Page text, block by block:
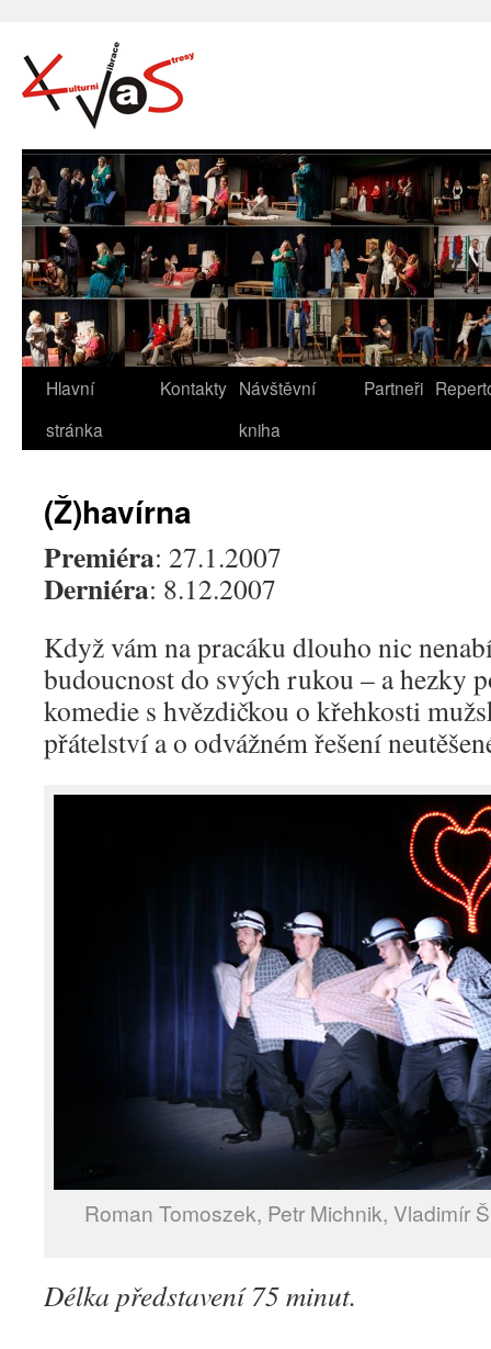
Hlavní
stránka
Kontakty Návštěvní
kniha
Partneři
(Ž)havírna
Premiéra: 27.1.2007
Derniéra: 8.12.2007
Když vám na pracáku dlouho nic
budoucnost do svých rukou – a hezky
komedie s hvězdičkou o křehkosti
přátelství a o odvážném řešení
Roman Tomoszek, Petr Michnik, Vladimír
Délka představení 75 minut.